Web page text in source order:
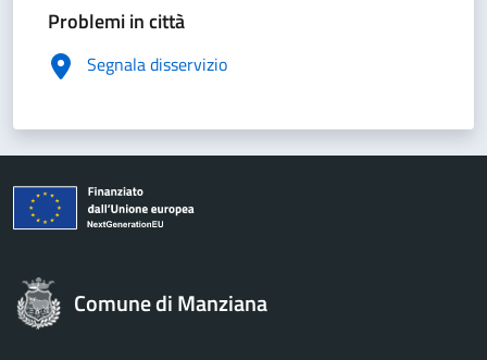
Problemi in città
Segnala disservizio
Comune di Manziana